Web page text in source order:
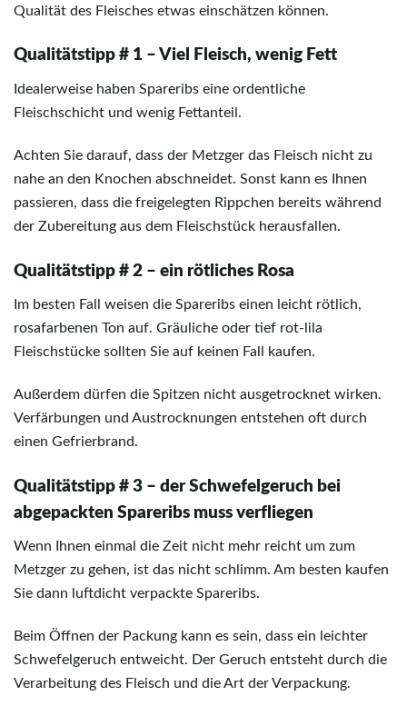
Qualität des Fleisches etwas einschätzen können.
Qualitätstipp # 1 – Viel Fleisch, wenig Fett
Idealerweise haben Spareribs eine ordentliche
Fleischschicht und wenig Fettanteil.
Achten Sie darauf, dass der Metzger das Fleisch nicht zu
nahe an den Knochen abschneidet. Sonst kann es Ihnen
passieren, dass die freigelegten Rippchen bereits während
der Zubereitung aus dem Fleischstück herausfallen.
Qualitätstipp # 2 – ein rötliches Rosa
Im besten Fall weisen die Spareribs einen leicht rötlich,
rosafarbenen Ton auf. Gräuliche oder tief rot-lila
Fleischstücke sollten Sie auf keinen Fall kaufen.
Außerdem dürfen die Spitzen nicht ausgetrocknet wirken.
Verfärbungen und Austrocknungen entstehen oft durch
einen Gefrierbrand.
Qualitätstipp # 3 – der Schwefelgeruch bei
abgepackten Spareribs muss verfliegen
Wenn Ihnen einmal die Zeit nicht mehr reicht um zum
Metzger zu gehen, ist das nicht schlimm. Am besten kaufen
Sie dann luftdicht verpackte Spareribs.
Beim Öffnen der Packung kann es sein, dass ein leichter
Schwefelgeruch entweicht. Der Geruch entsteht durch die
Verarbeitung des Fleisch und die Art der Verpackung.